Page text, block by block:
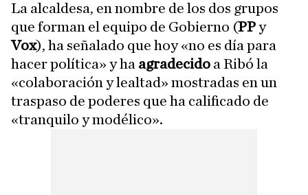
La alcaldesa, en nombre de los dos grupos
que forman el equipo de Gobierno (PPy
Vox), ha señalado que hoy «no es día para
hacer política» y ha agradecido a Ribó la
«colaboración y lealtad» mostradas en un
traspaso de poderes que ha calificado de
«tranquilo y modélico».